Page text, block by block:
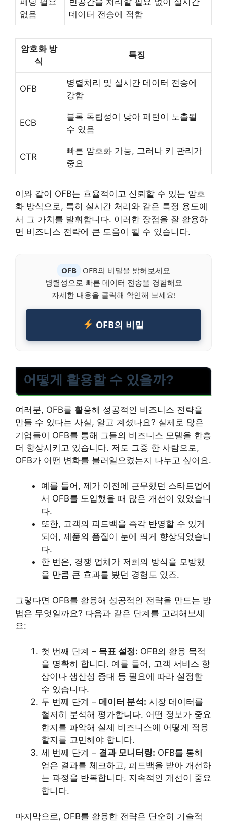
없음
데이터 전송에 적합
암호화 방
식
특징
OFB
병렬처리 및 실시간 데이터 전송에
강함
ECB
블록 독립성이 낮아 패턴이 노출될
수 있음
CTR
빠른 암호화 가능, 그러나 키 관리가
중요
이와 같이 OFB는 효율적이고 신뢰할 수 있는 암호
화 방식으로, 특히 실시간 처리와 같은 특정 용도에
서 그 가치를 발휘합니다. 이러한 장점을 잘 활용하
면 비즈니스 전략에 큰 도움이 될 수 있습니다.
OFB
OFB의 비밀을 밝혀보세요
병렬성으로 빠른 데이터 전송을 경험해요
자세한 내용을 클릭해 확인해 보세요!
OFB의 비밀
어떻게 활용할 수 있을까?
여러분, OFB를 활용해 성공적인 비즈니스 전략을
만들 수 있다는 사실, 알고 계셨나요? 실제로 많은
기업들이 OFB를 통해 그들의 비즈니스 모델을 한층
더 향상시키고 있습니다. 저도 그중 한 사람으로,
OFB가 어떤 변화를 불러일으켰는지 나누고 싶어요.
예를 들어, 제가 이전에 근무했던 스타트업에
서 OFB를 도입했을 때 많은 개선이 있었습니
다.
또한, 고객의 피드백을 즉각 반영할 수 있게
되어, 제품의 품질이 눈에 띄게 향상되었습니
다.
한 번은, 경쟁 업체가 저희의 방식을 모방했
을 만큼 큰 효과를 봤던 경험도 있죠.
그렇다면 OFB를 활용해 성공적인 전략을 만드는 방
법은 무엇일까요? 다음과 같은 단계를 고려해보세
요:
첫 번째 단계 – 목표 설정: OFB의 활용 목적
을 명확히 합니다. 예를 들어, 고객 서비스 향
상이나 생산성 증대 등 필요에 따라 설정할
수 있습니다.
두 번째 단계 – 데이터 분석: 시장 데이터를
철저히 분석해 평가합니다. 어떤 정보가 중요
한지를 파악해 실제 비즈니스에 어떻게 적용
할지를 고민해야 합니다.
세 번째 단계 – 결과 모니터링: OFB를 통해
얻은 결과를 체크하고, 피드백을 받아 개선하
는 과정을 반복합니다. 지속적인 개선이 중요
합니다.
마지막으로, OFB를 활용한 전략은 단순히 기술적